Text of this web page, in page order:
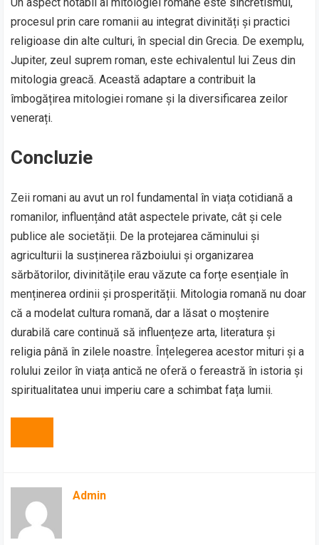
procesul prin care romanii au integrat divinități și practici
religioase din alte culturi, în special din Grecia. De exemplu,
Jupiter, zeul suprem roman, este echivalentul lui Zeus din
mitologia greacă. Această adaptare a contribuit la
îmbogățirea mitologiei romane și la diversificarea zeilor
venerați.
Concluzie
Zeii romani au avut un rol fundamental în viața cotidiană a
romanilor, influențând atât aspectele private, cât și cele
publice ale societății. De la protejarea căminului și
agriculturii la susținerea războiului și organizarea
sărbătorilor, divinitățile erau văzute ca forțe esențiale în
menținerea ordinii și prosperității. Mitologia romană nu doar
că a modelat cultura romană, dar a lăsat o moștenire
durabilă care continuă să influențeze arta, literatura și
religia până în zilele noastre. Înțelegerea acestor mituri și a
rolului zeilor în viața antică ne oferă o fereastră în istoria și
spiritualitatea unui imperiu care a schimbat fața lumii.
Admin